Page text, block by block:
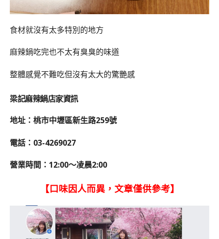
食材就沒有太多特別的地方
麻辣鍋吃完也不太有臭臭的味道
整體感覺不難吃但沒有太大的驚艷感
梁記麻辣鍋店家資訊
地址：桃市中壢區新生路259號
電話：03-4269027
營業時間：12:00～凌晨2:00
【口味因人而異，文章僅供參考】